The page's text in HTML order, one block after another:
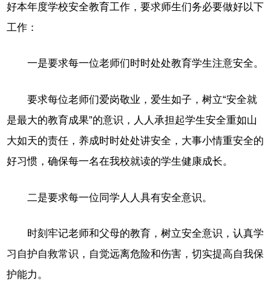
好本年度学校安全教育工作，要求师生们务必要做好以下
工作：
一是要求每一位老师们时时处处教育学生注意安全。
要求每位老师们爱岗敬业，爱生如子，树立“安全就
是最大的教育成果”的意识，人人承担起学生安全重如山
大如天的责任，养成时时处处讲安全，大事小情重安全的
好习惯，确保每一名在我校就读的学生健康成长。
二是要求每一位同学人人具有安全意识。
时刻牢记老师和父母的教育，树立安全意识，认真学
习自护自救常识，自觉远离危险和伤害，切实提高自我保
护能力。